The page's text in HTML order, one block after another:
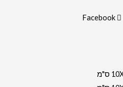
Facebook